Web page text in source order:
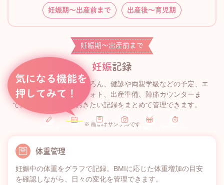
妊娠期〜出産前まで 出産後〜育児期
妊娠期〜出産前まで
妊娠記録
妊娠中の体重管理はもちろん、健診や両親学級などの予定、エ
コー写真やマタニティフォト、出産準備、陣痛カウンターま
で。妊娠期に残しておきたい記録をまとめて管理できます。
体重管理 成長アルバム
※ 画面はサンプルです
体重管理
妊娠中の体重をグラフで記録。BMIに応じた体重増加の目安
を確認しながら、日々の変化を管理できます。